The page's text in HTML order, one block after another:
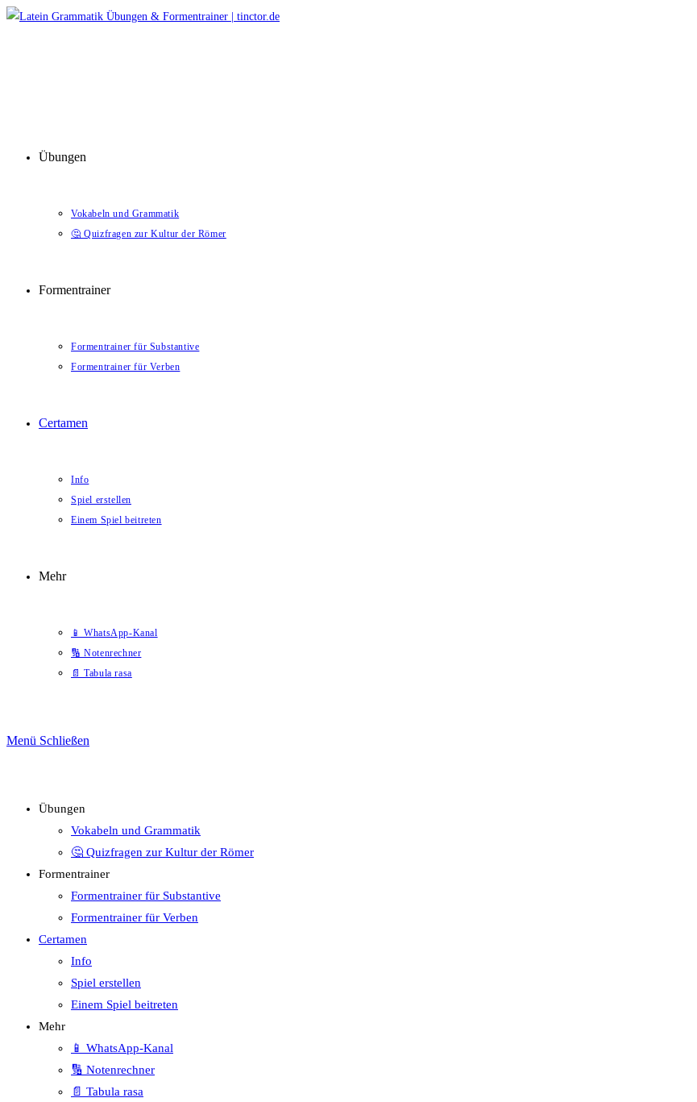
Zum
Übungen
Vokabeln und Grammatik
🤔 Quizfragen zur Kultur der Römer
Formentrainer
Formentrainer für Substantive
Formentrainer für Verben
Certamen
Info
Spiel erstellen
Einem Spiel beitreten
Mehr
📱 WhatsApp-Kanal
🔢 Notenrechner
📄 Tabula rasa
Menü Schließen
Übungen
Vokabeln und Grammatik
🤔 Quizfragen zur Kultur der Römer
Formentrainer
Formentrainer für Substantive
Formentrainer für Verben
Certamen
Info
Spiel erstellen
Einem Spiel beitreten
Mehr
📱 WhatsApp-Kanal
🔢 Notenrechner
📄 Tabula rasa